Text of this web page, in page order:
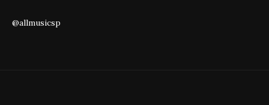
@allmusicsp